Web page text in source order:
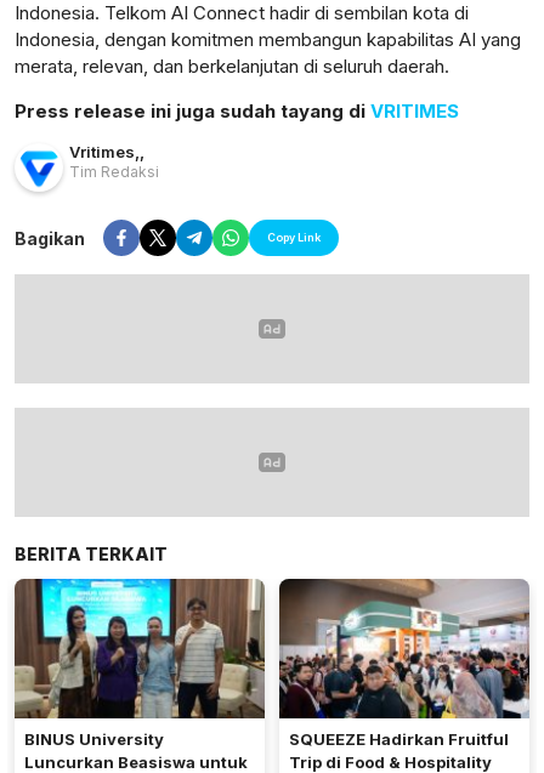
Indonesia. Telkom AI Connect hadir di sembilan kota di
Indonesia, dengan komitmen membangun kapabilitas AI yang
merata, relevan, dan berkelanjutan di seluruh daerah.
Press release ini juga sudah tayang di VRITIMES
Vritimes
Tim Redaksi
Bagikan Copy Link
BERITA TERKAIT
BINUS University
Luncurkan Beasiswa untuk
SQUEEZE Hadirkan Fruitful
Trip di Food & Hospitality